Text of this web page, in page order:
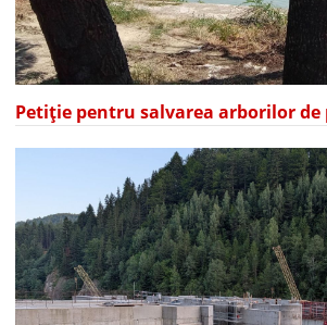
Petiție pentru salvarea arborilor de